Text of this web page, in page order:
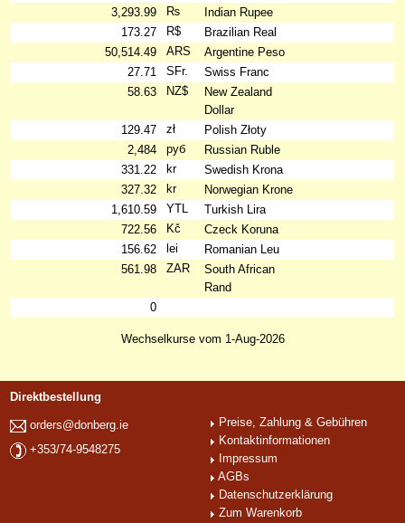
3,293.99
₨
Indian Rupee
173.27
R$
Brazilian Real
50,514.49
ARS
Argentine Peso
27.71
SFr.
Swiss Franc
58.63
NZ$
New Zealand
Dollar
129.47
zł
Polish Złoty
2,484
руб
Russian Ruble
331.22
kr
Swedish Krona
327.32
kr
Norwegian Krone
1,610.59
YTL
Turkish Lira
722.56
Kč
Czeck Koruna
156.62
lei
Romanian Leu
561.98
ZAR
South African
Rand
0
Wechselkurse vom 1-Aug-2026
Direktbestellung
orders@donberg.ie
+353/74-9548275
Preise, Zahlung & Gebühren
Kontaktinformationen
Impressum
AGBs
Datenschutzerklärung
Zum Warenkorb